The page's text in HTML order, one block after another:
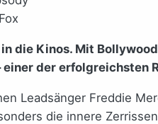
die Kinos. Mit
der erfolgreichsten
Leadsänger Freddie
die innere